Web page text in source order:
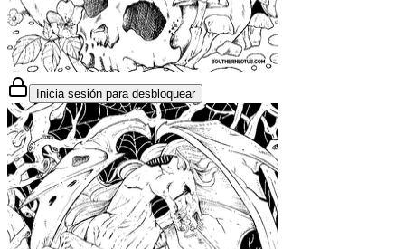
Inicia sesión para desbloquear